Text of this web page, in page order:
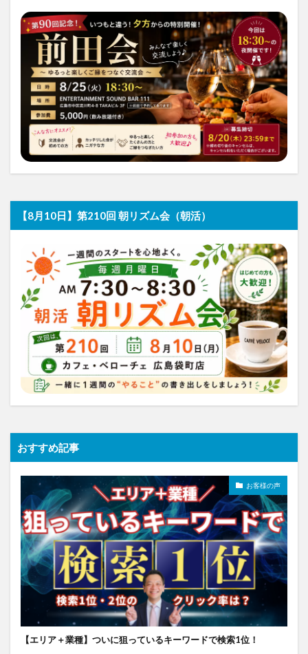
【8月10日】第210回 朝リズム会（朝活）
おすすめ記事
お客様の声
【エリア＋業種】ついに狙っているキーワードで検索1位！